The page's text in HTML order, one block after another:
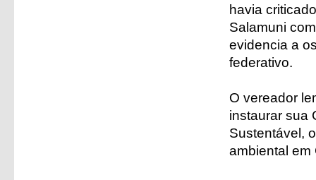
havia
Salamuni
evidencia a
federativo.
O vereador
instaurar sua
Sustentável,
ambiental em